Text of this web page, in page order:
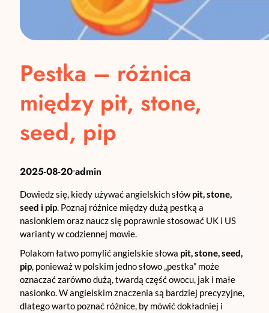
Pestka – różnica
między pit, stone,
seed, pip
2025-08-20•admin
Dowiedz się, kiedy używać angielskich słówpit, stone,
seed i pip. Poznaj różnice między dużą pestką a
nasionkiem oraz naucz się poprawnie stosować UK i US
warianty w codziennej mowie.
Polakom łatwo pomylić angielskie słowa pit, stone, seed,
pip, ponieważ w polskim jedno słowo „pestka” może
oznaczać zarówno dużą, twardą część owocu, jak i małe
nasionko. W angielskim znaczenia są bardziej precyzyjne,
dlatego warto poznać różnice, by mówić dokładniej i